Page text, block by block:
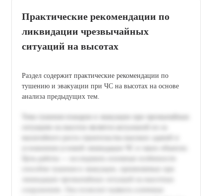
Практические рекомендации по
ликвидации чрезвычайных
ситуаций на высотах
Раздел содержит практические рекомендации по
тушению и эвакуации при ЧС на высотах на основе
анализа предыдущих тем.